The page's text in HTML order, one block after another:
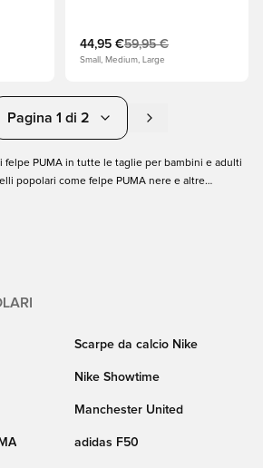
44,95 €59,95 €
Small, Medium, Large
Pagina 1 di 2
felpe PUMA in tutte le taglie per bambini e adulti
popolari come felpe PUMA nere e altre
per un look casual. Ordini la felpa con
Scarpe da calcio Nike
Nike Showtime
Manchester United
adidas F50